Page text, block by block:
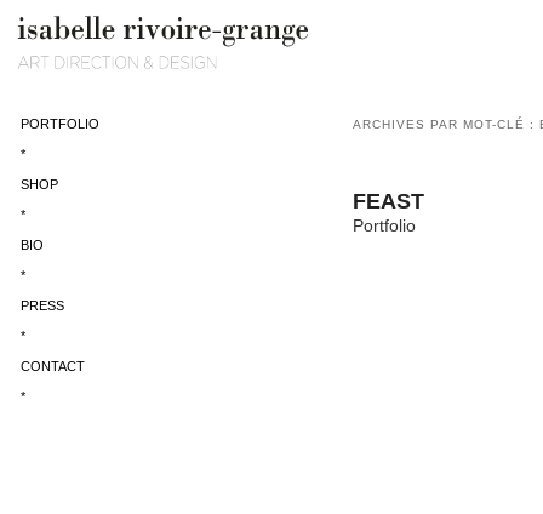
PORTFOLIO
*
SHOP
*
BIO
*
PRESS
*
CONTACT
*
ARCHIVES PAR MOT-CLÉ :
FEAST
Portfolio